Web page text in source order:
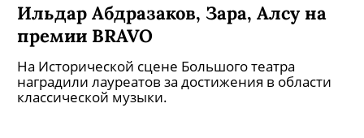
Ильдар Абдразаков, Зара, Алсу на
премии BRAVO
На Исторической сцене Большого театра
наградили лауреатов за достижения в области
классической музыки.